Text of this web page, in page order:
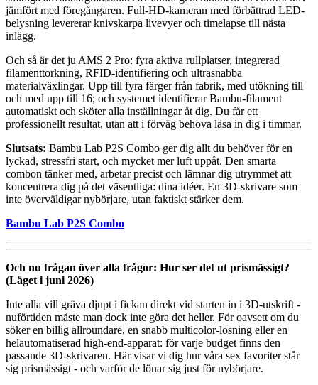
jämfört med föregångaren. Full-HD-kameran med förbättrad LED-
belysning levererar knivskarpa livevyer och timelapse till nästa
inlägg.
Och så är det ju AMS 2 Pro: fyra aktiva rullplatser, integrerad
filamenttorkning, RFID-identifiering och ultrasnabba
materialväxlingar. Upp till fyra färger från fabrik, med utökning till
och med upp till 16; och systemet identifierar Bambu-filament
automatiskt och sköter alla inställningar åt dig. Du får ett
professionellt resultat, utan att i förväg behöva läsa in dig i timmar.
Slutsats: Bambu Lab P2S Combo ger dig allt du behöver för en
lyckad, stressfri start, och mycket mer luft uppåt. Den smarta
combon tänker med, arbetar precist och lämnar dig utrymmet att
koncentrera dig på det väsentliga: dina idéer. En 3D-skrivare som
inte överväldigar nybörjare, utan faktiskt stärker dem.
Bambu Lab P2S Combo
Och nu frågan över alla frågor: Hur ser det ut prismässigt?
(Läget i juni 2026)
Inte alla vill gräva djupt i fickan direkt vid starten in i 3D-utskrift -
nuförtiden måste man dock inte göra det heller. För oavsett om du
söker en billig allroundare, en snabb multicolor-lösning eller en
helautomatiserad high-end-apparat: för varje budget finns den
passande 3D-skrivaren. Här visar vi dig hur våra sex favoriter står
sig prismässigt - och varför de lönar sig just för nybörjare.